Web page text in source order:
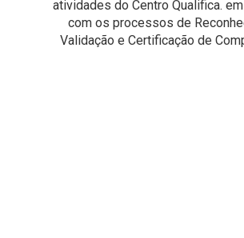
atividades do Centro Qualifica.
com os processos de
Validação e Certificação de